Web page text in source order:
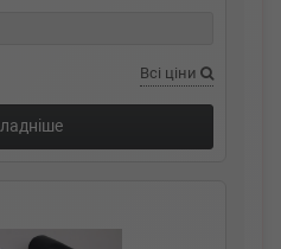
Всі ціни